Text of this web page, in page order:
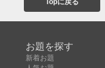
お題を探す
新着お題